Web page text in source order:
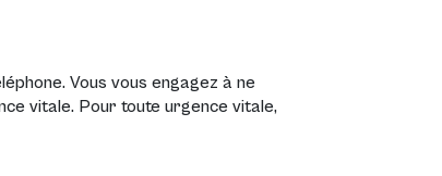
Vous vous engagez à ne
vitale. Pour toute urgence vitale,